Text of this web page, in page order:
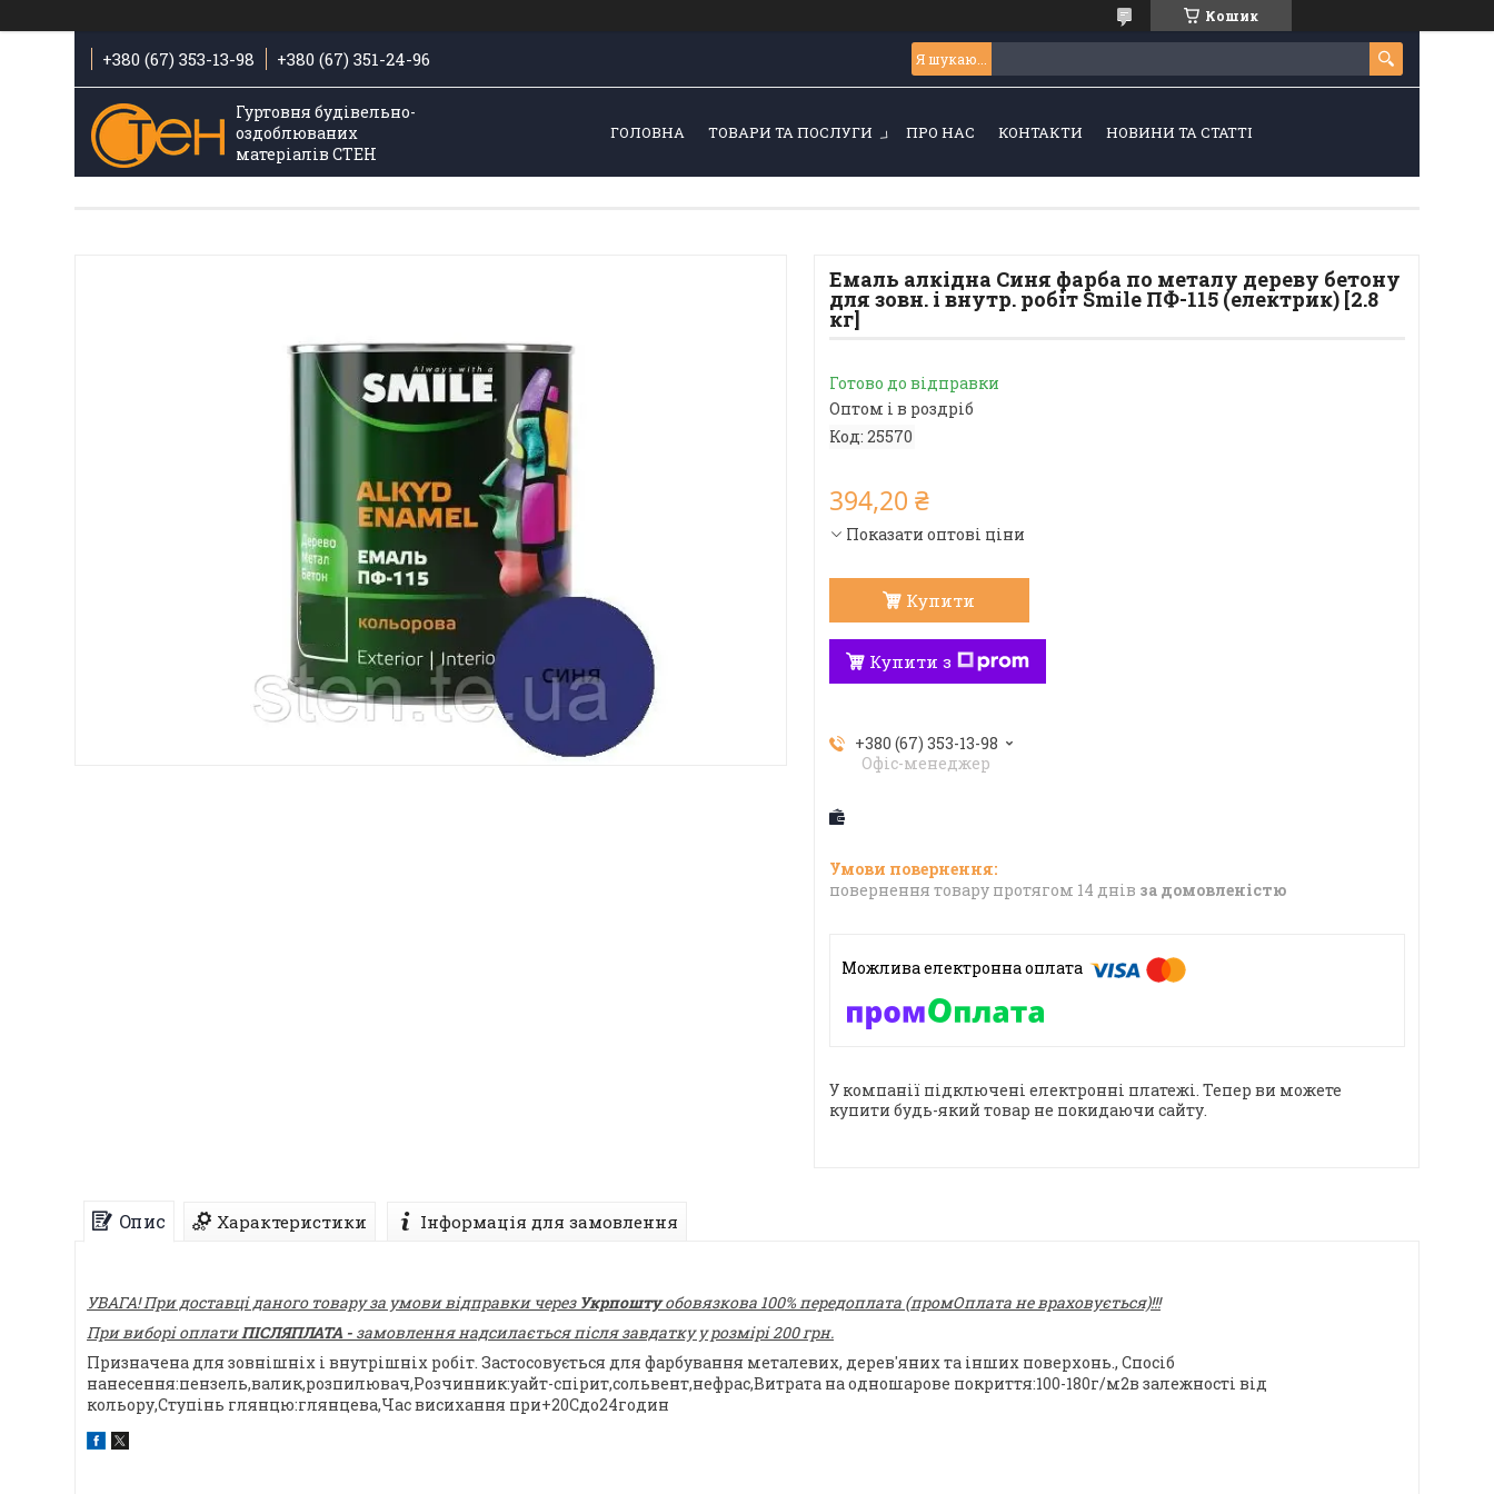
Кошик
+380 (67) 353-13-98 +380 (67) 351-24-96
Гуртовня будівельно-
оздоблюваних
матеріалів СТЕН
ГОЛОВНА ТОВАРИ ТА ПОСЛУГИ ПРО НАС КОНТАКТИ НОВИНИ ТА СТАТТІ
Емаль алкідна Синя фарба по металу дереву бетону
для зовн. і внутр. робіт Smile ПФ-115 (електрик) [2.8
кг]
Готово до відправки
Оптом і в роздріб
Код: 25570
394,20 ₴
Показати оптові ціни
Купити
Купити з
+380 (67) 353-13-98
Офіс-менеджер
повернення товару протягом 14 днів за домовленістю
У компанії підключені електронні платежі. Тепер ви можете
купити будь-який товар не покидаючи сайту.
Опис Характеристики Інформація для замовлення
УВАГА! При доставці даного товару за умови відправки через Укрпоштуобовязкова 100% передоплата (промОплата не враховується)!!!
При виборі оплатиПІСЛЯПЛАТА - замовлення надсилається після завдатку у розмірі 200 грн.
Призначена для зовнішніх і внутрішніх робіт. Застосовується для фарбування металевих, дерев'яних та інших поверхонь., Спосіб
нанесення:пензель,валик,розпилювач,Розчинник:уайт-спірит,сольвент,нефрас,Витрата на одношарове покриття:100-180г/м2в залежності від
кольору,Ступінь глянцю:глянцева,Час висихання при+20Сдо24годин